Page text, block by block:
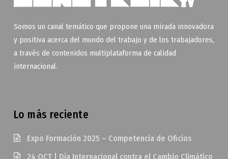
Somos un canal temático que propone una mirada innovadora
y positiva acerca del mundo del trabajo y de los trabajadores,
a través de contenidos multiplataforma de calidad
internacional.
Lo más reciente
Expo Formación 2025 – Competencia de Oficios
24 OCT | Día Internacional contra el Cambio Climático